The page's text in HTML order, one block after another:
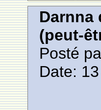
Darnna
(peut-
Posté
Date: